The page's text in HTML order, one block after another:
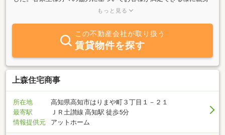
に相談にのれ、且つ、一の宮不動産で良かったと思われる様な店づ
もっと見る
この不動産会社が取り扱う
賃貸物件を探す
上森住宅商事
所在地
高知県高知市はりまや町３丁目１－２１
最寄駅
ＪＲ土讃線 高知駅 徒歩5分
情報提供元
アットホーム